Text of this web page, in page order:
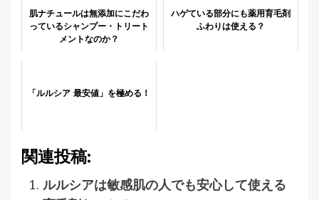
肌ナチュールは無添加にこだわ
っているシャンプー・トリート
メントなのか？
ハゲている部分にも薬用育毛剤
ふわりは使える？
「ルルシア 最安値」を極める！
関連投稿:
ルルシアは敏感肌の人でも安心して使える